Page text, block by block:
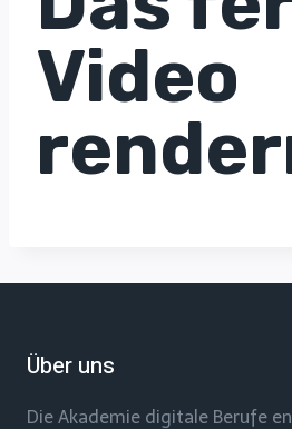
Video
Über uns
Die Akademie digitale Berufe